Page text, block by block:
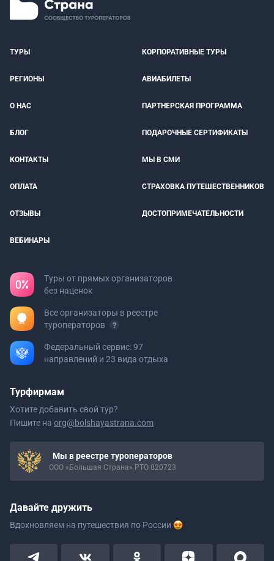
ТУРЫ КОРПОРАТИВНЫЕ ТУРЫ
РЕГИОНЫ АВИАБИЛЕТЫ
О НАС ПАРТНЕРСКАЯ ПРОГРАММА
БЛОГ ПОДАРОЧНЫЕ СЕРТИФИКАТЫ
КОНТАКТЫ МЫ В СМИ
ОПЛАТА СТРАХОВКА ПУТЕШЕСТВЕННИКОВ
ОТЗЫВЫ ДОСТОПРИМЕЧАТЕЛЬНОСТИ
ВЕБИНАРЫ
Туры от прямых организаторов
без наценок
Все организаторы в реестре
туроператоров
Федеральный сервис: 97
направлений и 23 вида отдыха
Турфирмам
Хотите добавить свой тур?
Пишите на org@bolshayastrana.com
Мы в реестре туроператоров
ООО «Большая Страна» РТО 020723
Давайте дружить
Вдохновляем на путешествия по России